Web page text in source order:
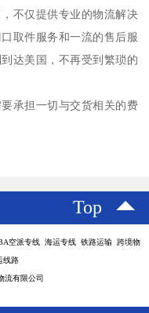
不仅提供专业的物流解决
取件服务和一流的售后服
达美国，不再受到繁琐的
承担一切与交货相关的费
Top
空派专线 海运专线 铁路运输 跨境物
线路
流有限公司